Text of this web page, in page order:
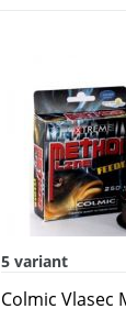
5 variant
Colmic Vlasec